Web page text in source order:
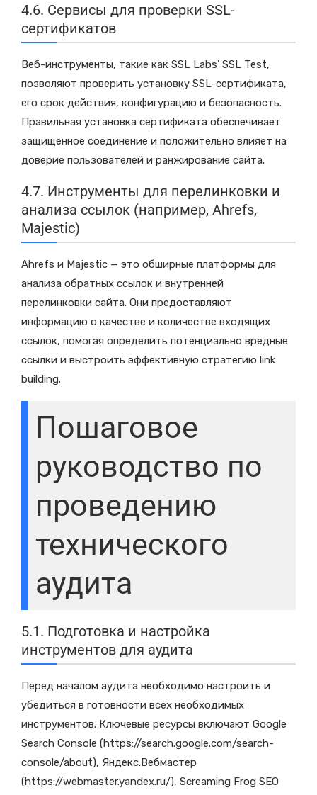
4.6. Сервисы для проверки SSL-
сертификатов
Веб-инструменты, такие как SSL Labs’ SSL Test,
позволяют проверить установку SSL-сертификата,
его срок действия, конфигурацию и безопасность.
Правильная установка сертификата обеспечивает
защищенное соединение и положительно влияет на
доверие пользователей и ранжирование сайта.
4.7. Инструменты для перелинковки и
анализа ссылок (например, Ahrefs,
Majestic)
Ahrefs и Majestic — это обширные платформы для
анализа обратных ссылок и внутренней
перелинковки сайта. Они предоставляют
информацию о качестве и количестве входящих
ссылок, помогая определить потенциально вредные
ссылки и выстроить эффективную стратегию link
building.
Пошаговое
руководство по
проведению
технического
аудита
5.1. Подготовка и настройка
инструментов для аудита
Перед началом аудита необходимо настроить и
убедиться в готовности всех необходимых
инструментов. Ключевые ресурсы включают Google
Search Console (https://search.google.com/search-
console/about), Яндекс.Вебмастер
(https://webmaster.yandex.ru/), Screaming Frog SEO